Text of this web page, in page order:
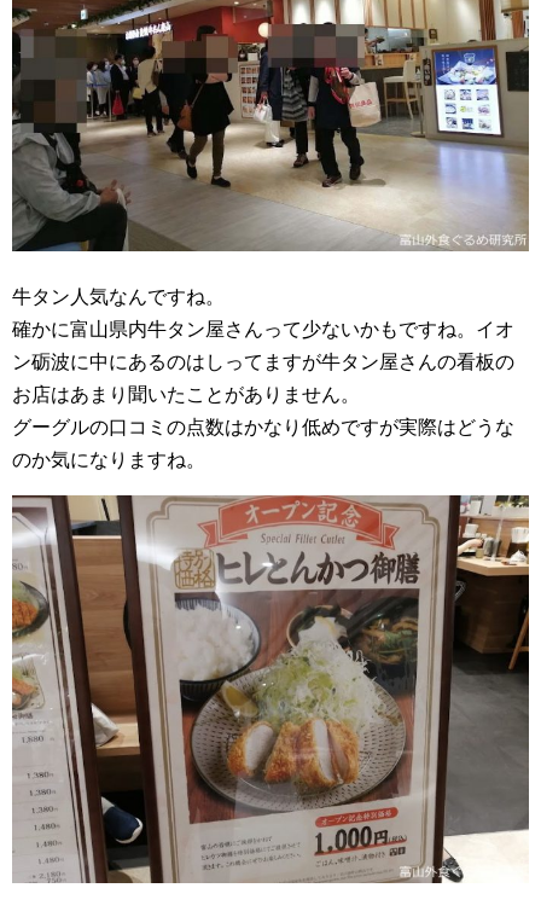
牛タン人気なんですね。
確かに富山県内牛タン屋さんって少ないかもですね。イオ
ン砺波に中にあるのはしってますが牛タン屋さんの看板の
お店はあまり聞いたことがありません。
グーグルの口コミの点数はかなり低めですが実際はどうな
のか気になりますね。